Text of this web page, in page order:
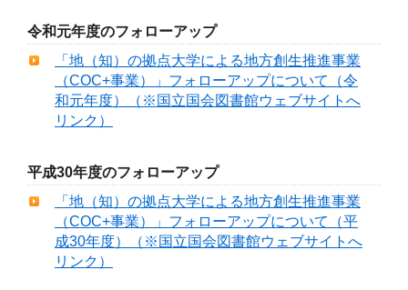
令和元年度のフォローアップ
「地（知）の拠点大学による地方創生推進事業
（COC+事業）」フォローアップについて（令
和元年度）（※国立国会図書館ウェブサイトへ
リンク）
平成30年度のフォローアップ
「地（知）の拠点大学による地方創生推進事業
（COC+事業）」フォローアップについて（平
成30年度）（※国立国会図書館ウェブサイトへ
リンク）